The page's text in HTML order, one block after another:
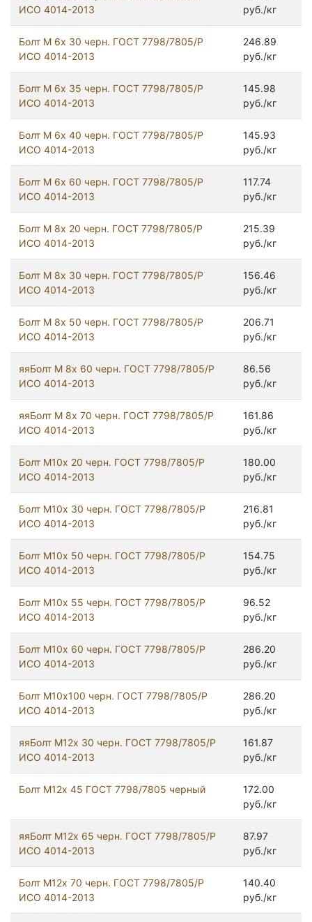
ИСО 4014-2013
руб./кг
Болт М 6х 30 черн. ГОСТ 7798/7805/Р
ИСО 4014-2013
246.89
руб./кг
Болт М 6х 35 черн. ГОСТ 7798/7805/Р
ИСО 4014-2013
145.98
руб./кг
Болт М 6х 40 черн. ГОСТ 7798/7805/Р
ИСО 4014-2013
145.93
руб./кг
Болт М 6х 60 черн. ГОСТ 7798/7805/Р
ИСО 4014-2013
117.74
руб./кг
Болт М 8х 20 черн. ГОСТ 7798/7805/Р
ИСО 4014-2013
215.39
руб./кг
Болт М 8х 30 черн. ГОСТ 7798/7805/Р
ИСО 4014-2013
156.46
руб./кг
Болт М 8х 50 черн. ГОСТ 7798/7805/Р
ИСО 4014-2013
206.71
руб./кг
яяБолт М 8х 60 черн. ГОСТ 7798/7805/Р
ИСО 4014-2013
86.56
руб./кг
яяБолт М 8х 70 черн. ГОСТ 7798/7805/Р
ИСО 4014-2013
161.86
руб./кг
Болт М10х 20 черн. ГОСТ 7798/7805/Р
ИСО 4014-2013
180.00
руб./кг
Болт М10х 30 черн. ГОСТ 7798/7805/Р
ИСО 4014-2013
216.81
руб./кг
Болт М10х 50 черн. ГОСТ 7798/7805/Р
ИСО 4014-2013
154.75
руб./кг
Болт М10х 55 черн. ГОСТ 7798/7805/Р
ИСО 4014-2013
96.52
руб./кг
Болт М10х 60 черн. ГОСТ 7798/7805/Р
ИСО 4014-2013
286.20
руб./кг
Болт М10х100 черн. ГОСТ 7798/7805/Р
ИСО 4014-2013
286.20
руб./кг
яяБолт М12х 30 черн. ГОСТ 7798/7805/Р
ИСО 4014-2013
161.87
руб./кг
Болт М12x 45 ГОСТ 7798/7805 черный
172.00
руб./кг
яяБолт М12х 65 черн. ГОСТ 7798/7805/Р
ИСО 4014-2013
87.97
руб./кг
Болт М12х 70 черн. ГОСТ 7798/7805/Р
ИСО 4014-2013
140.40
руб./кг